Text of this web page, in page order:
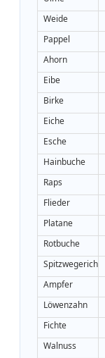
Weide
Pappel
Ahorn
Eibe
Birke
Eiche
Esche
Hainbuche
Raps
Flieder
Platane
Rotbuche
Spitzwegerich
Ampfer
Löwenzahn
Fichte
Walnuss